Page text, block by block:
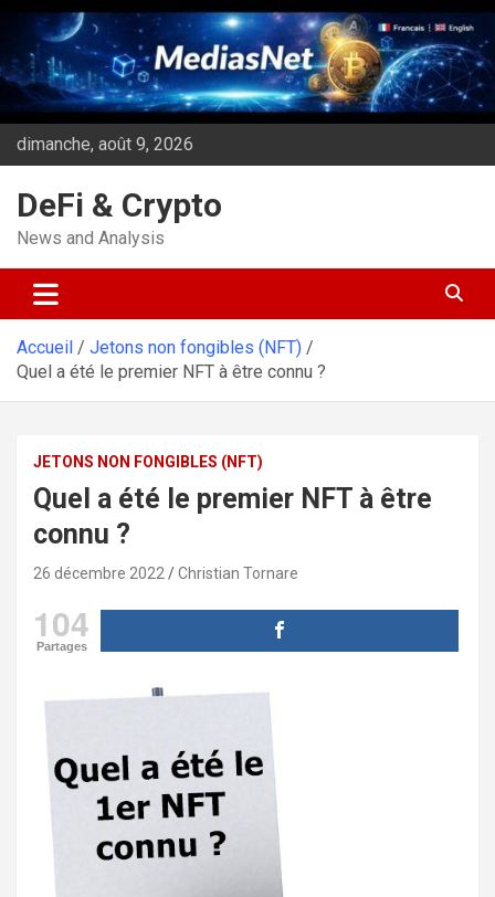
Aller
contenu
dimanche, août 9, 2026
DeFi & Crypto
News and Analysis
Accueil
Jetons non fongibles (NFT)
Quel a été le premier NFT à être connu ?
JETONS NON FONGIBLES (NFT)
Quel a été le premier NFT à être
connu ?
26 décembre 2022 Christian Tornare
104
Partages